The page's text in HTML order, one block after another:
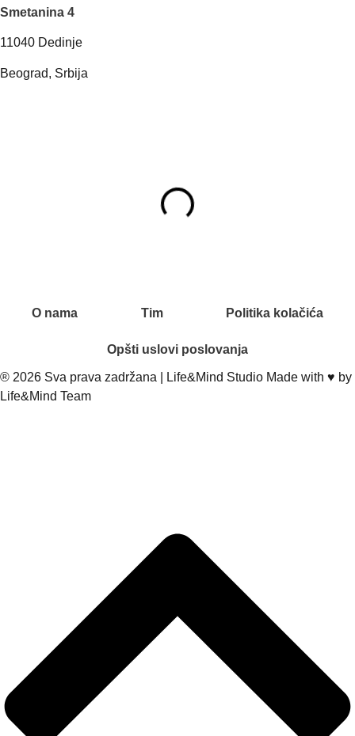
Smetanina 4
11040 Dedinje
Beograd, Srbija
O nama Tim Politika kolačića
Opšti uslovi poslovanja
® 2026 Sva prava zadržana | Life&Mind Studio Made with ♥️ by
Life&Mind Team